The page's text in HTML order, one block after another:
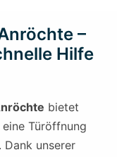
–
Hilfe
bietet
Türöffnung
unserer